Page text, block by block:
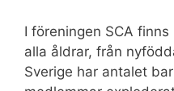
I föreningen SCA
alla åldrar, från
Sverige har antalet